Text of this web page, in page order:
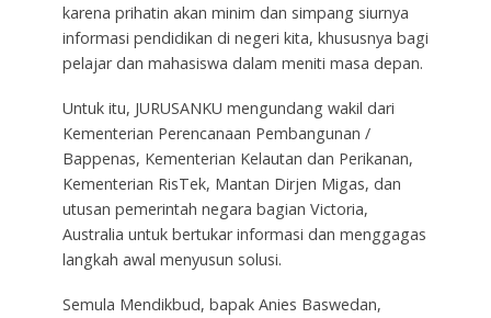
karena prihatin akan minim dan simpang siurnya
informasi pendidikan di negeri kita, khususnya bagi
pelajar dan mahasiswa dalam meniti masa depan.
Untuk itu, JURUSANKU mengundang wakil dari
Kementerian Perencanaan Pembangunan /
Bappenas, Kementerian Kelautan dan Perikanan,
Kementerian RisTek, Mantan Dirjen Migas, dan
utusan pemerintah negara bagian Victoria,
Australia untuk bertukar informasi dan menggagas
langkah awal menyusun solusi.
Semula Mendikbud, bapak Anies Baswedan,